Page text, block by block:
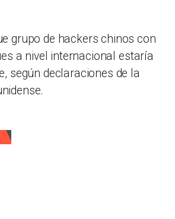
grupo de hackers chinos con
a nivel internacional estaría
según declaraciones de la